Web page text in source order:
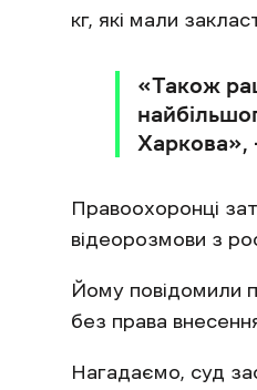
кг, які мали
«Також
Харкова»,
Правоохоронці
відеорозмови з
Йому повідомили
без права
Нагадаємо, cуд